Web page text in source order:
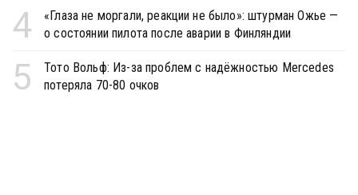
4
«Глаза не моргали, реакции не было»: штурман Ожье —
о состоянии пилота после аварии в Финляндии
5
Тото Вольф: Из-за проблем с надёжностью Mercedes
потеряла 70-80 очков